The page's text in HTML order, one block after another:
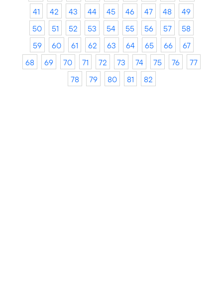
41
42 43 44 45 46 47 48
49
50
51 52 53 54 55 56 57
58
59
60 61 62 63 64 65 66
67
68
69 70 71 72 73 74 75 76
77
78
79 80 81 82